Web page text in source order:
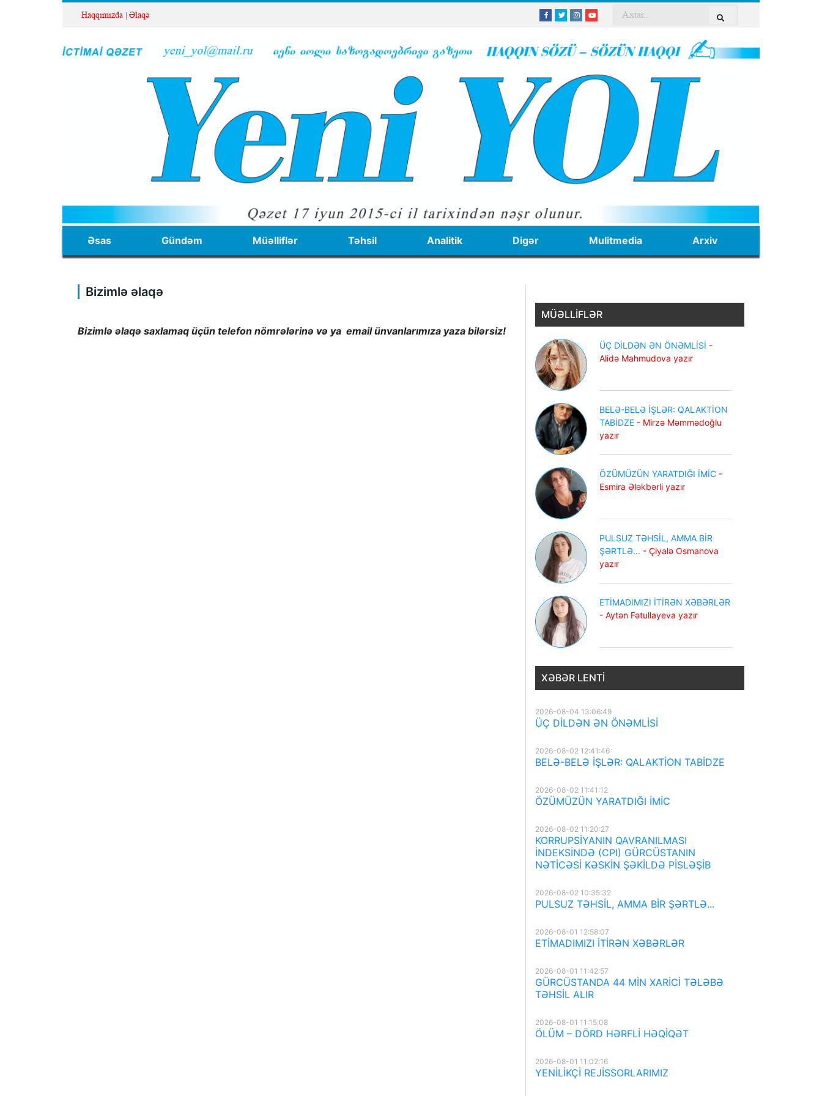
Haqqımızda Əlaqə
Əsas Gündəm Müəlliflər Təhsil Analitik Digər Mulitmedia Arxiv
Bizimlə əlaqə
Bizimlə əlaqə saxlamaq üçün telefon nömrələrinə və ya email ünvanlarımıza yaza bilərsiz!
MÜƏLLİFLƏR
ÜÇ DİLDƏN ƏN ÖNƏMLİSİ -
Alidə Mahmudova yazır
BELƏ-BELƏ İŞLƏR: QALAKTİON
TABİDZE - Mirzə Məmmədoğlu
yazır
ÖZÜMÜZÜN YARATDIĞI İMİC -
Esmira Ələkbərli yazır
PULSUZ TƏHSİL, AMMA BİR
ŞƏRTLƏ... - Çiyalə Osmanova
yazır
ETİMADIMIZI İTİRƏN XƏBƏRLƏR
- Aytən Fətullayeva yazır
XƏBƏR LENTI
2026-08-04 13:06:49
ÜÇ DİLDƏN ƏN ÖNƏMLİSİ
2026-08-02 12:41:46
BELƏ-BELƏ İŞLƏR: QALAKTİON TABİDZE
2026-08-02 11:41:12
ÖZÜMÜZÜN YARATDIĞI İMİC
2026-08-02 11:20:27
KORRUPSİYANIN QAVRANILMASI
İNDEKSİNDƏ (CPI) GÜRCÜSTANIN
NƏTİCƏSİ KƏSKİN ŞƏKİLDƏ PİSLƏŞİB
2026-08-02 10:35:32
PULSUZ TƏHSİL, AMMA BİR ŞƏRTLƏ...
2026-08-01 12:58:07
ETİMADIMIZI İTİRƏN XƏBƏRLƏR
2026-08-01 11:42:57
GÜRCÜSTANDA 44 MİN XARİCİ TƏLƏBƏ
TƏHSİL ALIR
2026-08-01 11:15:08
ÖLÜM – DÖRD HƏRFLİ HƏQİQƏT
2026-08-01 11:02:16
YENİLİKÇİ REJİSSORLARIMIZ